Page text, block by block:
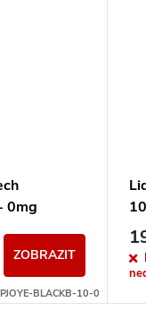
0mg
ZOBRAZIT
BLACKB-10-0